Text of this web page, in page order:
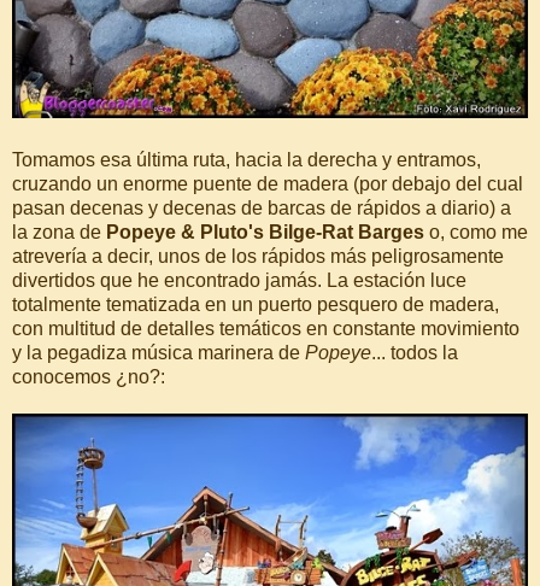
Tomamos esa última ruta, hacia la derecha y entramos,
cruzando un enorme puente de madera (por debajo del cual
pasan decenas y decenas de barcas de rápidos a diario) a
la zona de Popeye & Pluto's Bilge-Rat Barges o, como me
atrevería a decir, unos de los rápidos más peligrosamente
divertidos que he encontrado jamás. La estación luce
totalmente tematizada en un puerto pesquero de madera,
con multitud de detalles temáticos en constante movimiento
y la pegadiza música marinera de Popeye... todos la
conocemos ¿no?: